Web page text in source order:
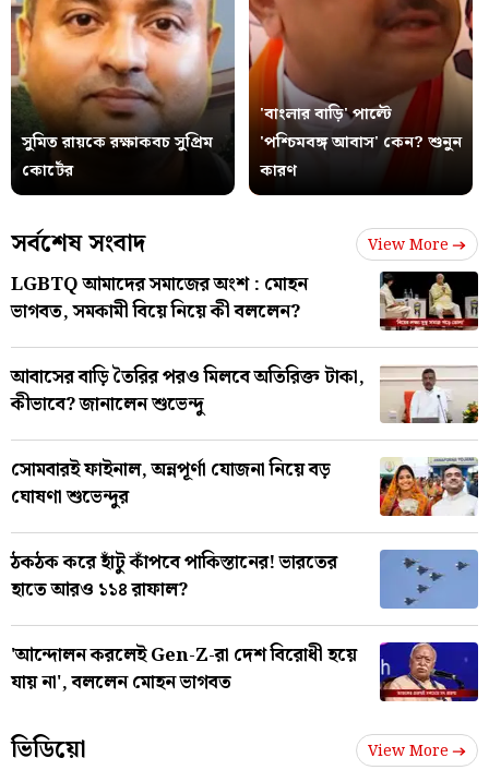
সুমিত রায়কে রক্ষাকবচ সুপ্রিম
কোর্টের
'বাংলার বাড়ি' পাল্টে
'পশ্চিমবঙ্গ আবাস' কেন? শুনুন
কারণ
সর্বশেষ সংবাদ View More
LGBTQ আমাদের সমাজের অংশ : মোহন
ভাগবত, সমকামী বিয়ে নিয়ে কী বললেন?
আবাসের বাড়ি তৈরির পরও মিলবে অতিরিক্ত টাকা,
কীভাবে? জানালেন শুভেন্দু
সোমবারই ফাইনাল, অন্নপূর্ণা যোজনা নিয়ে বড়
ঘোষণা শুভেন্দুর
ঠকঠক করে হাঁটু কাঁপবে পাকিস্তানের! ভারতের
হাতে আরও ১১৪ রাফাল?
'আন্দোলন করলেই Gen-Z-রা দেশ বিরোধী হয়ে
যায় না', বললেন মোহন ভাগবত
ভিডিয়ো View More